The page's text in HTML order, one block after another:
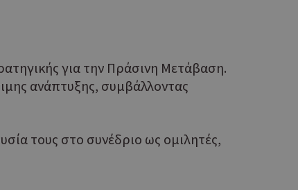
για την Πράσινη Μετάβαση.
ανάπτυξης, συμβάλλοντας
τους στο συνέδριο ως ομιλητές,